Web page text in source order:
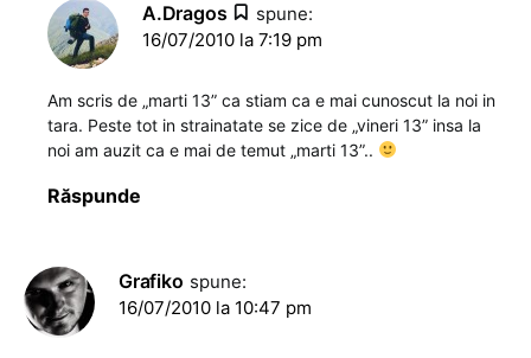
A.Dragos
spune:
16/07/2010 la 7:19 pm
Am scris de „marti 13” ca stiam ca e mai cunoscut la noi in
tara. Peste tot in strainatate se zice de „vineri 13” insa la
noi am auzit ca e mai de temut „marti 13”..
Răspunde
Grafiko spune:
16/07/2010 la 10:47 pm